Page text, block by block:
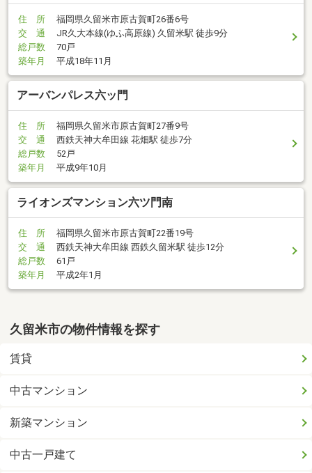
住 所
福岡県久留米市原古賀町26番6号
交 通
JR久大本線(ゆふ高原線) 久留米駅 徒歩9分
総戸数
70戸
築年月
平成18年11月
アーバンパレス六ッ門
住 所
福岡県久留米市原古賀町27番9号
交 通
西鉄天神大牟田線 花畑駅 徒歩7分
総戸数
52戸
築年月
平成9年10月
ライオンズマンション六ツ門南
住 所
福岡県久留米市原古賀町22番19号
交 通
西鉄天神大牟田線 西鉄久留米駅 徒歩12分
総戸数
61戸
築年月
平成2年1月
久留米市の物件情報を探す
賃貸
中古マンション
新築マンション
中古一戸建て